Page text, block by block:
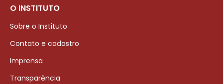
O INSTITUTO
Sobre o Instituto
Contato e cadastro
Imprensa
Transparência